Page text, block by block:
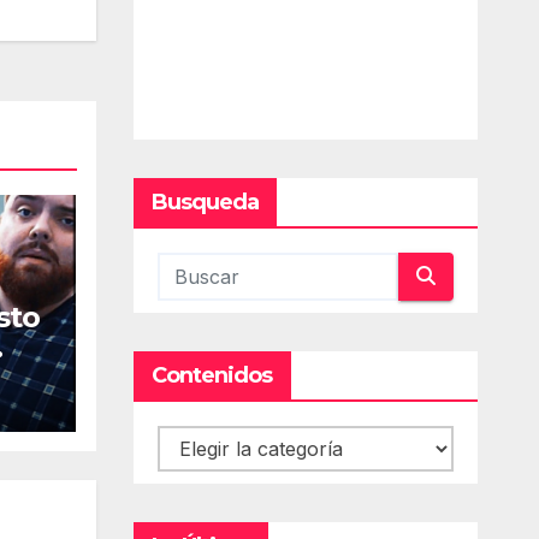
Busqueda
Contenidos
Contenidos